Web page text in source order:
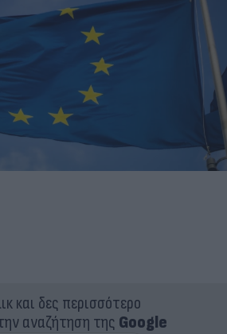
και δες περισσότερο
αναζήτηση της Google